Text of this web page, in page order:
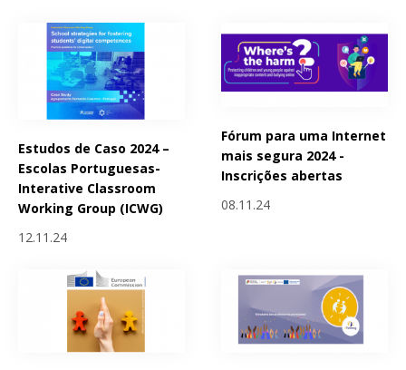
Estudos de Caso 2024 –
Escolas Portuguesas-
Interative Classroom
Working Group (ICWG)
12.11.24
Fórum para uma Internet
mais segura 2024 -
Inscrições abertas
08.11.24